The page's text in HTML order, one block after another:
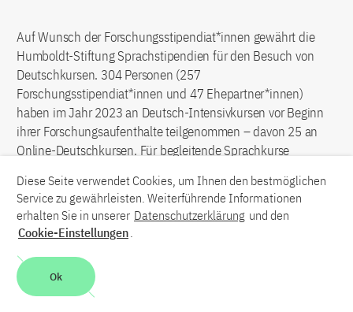
Auf Wunsch der Forschungsstipendiat*innen gewährt die
Humboldt-Stiftung Sprachstipendien für den Besuch von
Deutschkursen. 304 Personen (257
Forschungsstipendiat*innen und 47 Ehepartner*innen)
haben im Jahr 2023 an Deutsch-Intensivkursen vor Beginn
ihrer Forschungsaufenthalte teilgenommen – davon 25 an
Online-Deutschkursen. Für begleitende Sprachkurse
Stiftung zusätzlich 233 Beihilfen in Höhe von rund 100.000
Euro.
Als lebenslange Partnerin hält die Humboldt-Stiftung durch
ihre Förderangebote für Alumni die Verbindung zu ihren
Geförderten langfristig aufrecht. So kommen viele
Diese Seite verwendet Cookies, um Ihnen den bestmöglichen
Service zu gewährleisten. Weiterführende Informationen
erhalten Sie in unserer Datenschutzerklärung und den
Cookie-Einstellungen.
Ok